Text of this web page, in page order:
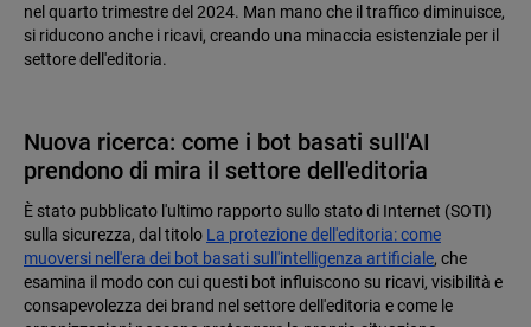
nel quarto trimestre del 2024. Man mano che il traffico diminuisce,
si riducono anche i ricavi, creando una minaccia esistenziale per il
settore dell'editoria.
Nuova ricerca: come i bot basati sull'AI
prendono di mira il settore dell'editoria
È stato pubblicato l'ultimo rapporto sullo stato di Internet (SOTI)
sulla sicurezza, dal titolo La protezione dell'editoria: come
muoversi nell'era dei bot basati sull'intelligenza artificiale, che
esamina il modo con cui questi bot influiscono su ricavi, visibilità e
consapevolezza dei brand nel settore dell'editoria e come le